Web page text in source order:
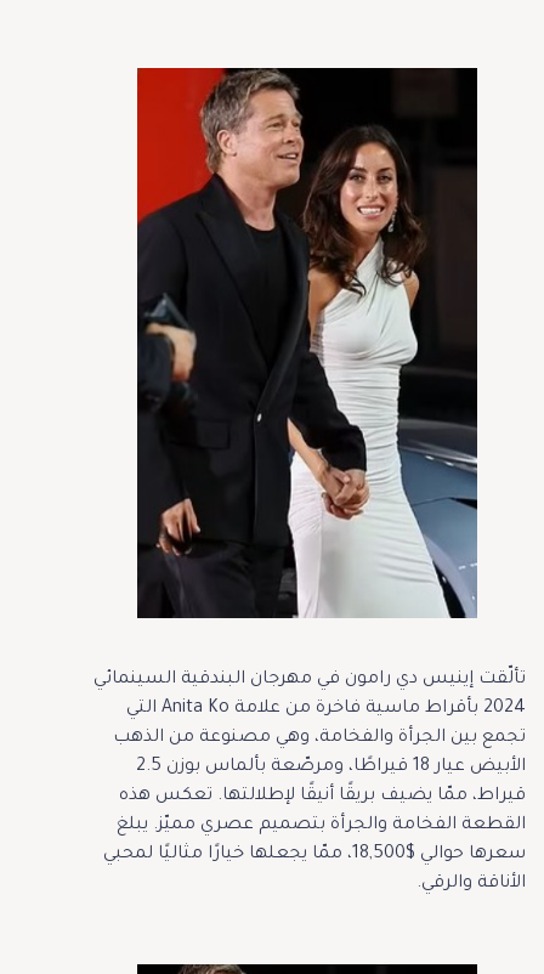
تألّقت إينيس دي رامون في مهرجان البندقية السينمائي
2024 بأقراط ماسية فاخرة من علامة Anita Ko التي
تجمع بين الجرأة والفخامة، وهي مصنوعة من الذهب
الأبيض عيار 18 قيراطًا، ومرصّعة بألماس بوزن 2.5
قيراط، ممّا يضيف بريقًا أنيقًا لإطلالتها. تعكس هذه
القطعة الفخامة والجرأة بتصميم عصري مميّز. يبلغ
سعرها حوالي $18,500، ممّا يجعلها خيارًا مثاليًا لمحبي
الأناقة والرقي.